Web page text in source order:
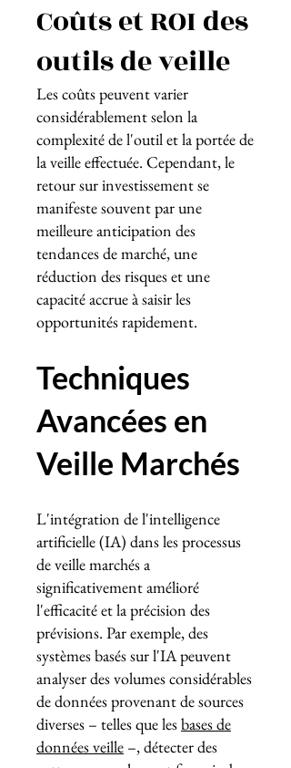
Coûts et ROI des
outils de veille
Les coûts peuvent varier
considérablement selon la
complexité de l'outil et la portée de
la veille effectuée. Cependant, le
retour sur investissement se
manifeste souvent par une
meilleure anticipation des
tendances de marché, une
réduction des risques et une
capacité accrue à saisir les
opportunités rapidement.
Techniques
Avancées en
Veille Marchés
L'intégration de l'intelligence
artificielle (IA) dans les processus
de veille marchés a
significativement amélioré
l'efficacité et la précision des
prévisions. Par exemple, des
systèmes basés sur l'IA peuvent
analyser des volumes considérables
de données provenant de sources
diverses – telles que lesbases de
données veille –, détecter des